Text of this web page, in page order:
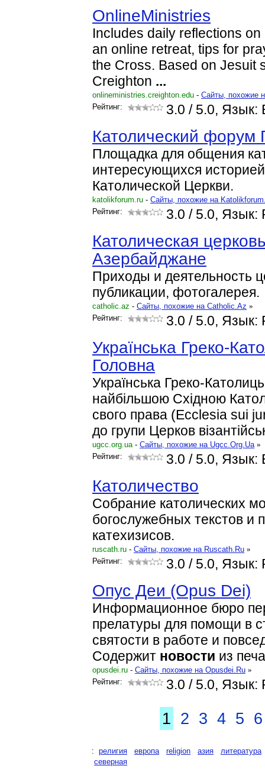
OnlineMinistries
Includes daily reflections
an online retreat, tips for
the Cross. Based on Jesuit
Creighton ...
onlineministries.creighton.edu - Cайты, похожие
Рейтинг:
3.0 / 5.0, Язык:
Католический форум
Площадка для общения
интересующихся
Католической Церкви.
katolikforum.ru - Cайты, похожие на
Рейтинг:
3.0 / 5.0, Язык:
Католическая
Азербайджане
Приходы и деятельность
публикации, фотогалерея.
catholic.az - Cайты, похожие на Catholic.Az »
Рейтинг:
3.0 / 5.0, Язык:
Українська Греко-
Головна
Українська Греко-
найбільшою Східною
свого права (Ecclesia sui
до групи Церков
ugcc.org.ua- Cайты, похожие на Ugcc.Org.Ua »
Рейтинг:
3.0 / 5.0, Язык:
Католичество
Собрание католических
богослужебных текстов и
катехизисов.
ruscath.ru - Cайты, похожие на Ruscath.Ru »
Рейтинг:
3.0 / 5.0, Язык:
Опус Деи (Opus Dei)
Информационное бюро
прелатуры для помощи в
святости в работе и
Содержит новости из
opusdei.ru - Cайты, похожие на Opusdei.Ru »
Рейтинг:
3.0 / 5.0, Язык:
1 2 3 4 5 6
: религия европа religion азия
литература
северная